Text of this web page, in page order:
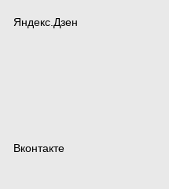
Яндекс.Дзен
Вконтакте